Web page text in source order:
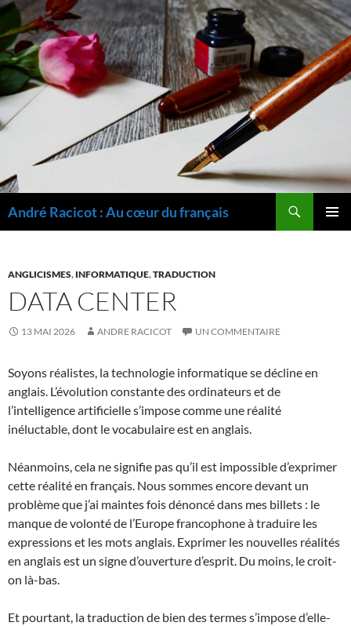
André Racicot : Au cœur du français
ANGLICISMES, INFORMATIQUE,TRADUCTION
DATA CENTER
13 MAI 2026 ANDRE RACICOT UN COMMENTAIRE
Soyons réalistes, la technologie informatique se décline en
anglais. L’évolution constante des ordinateurs et de
l’intelligence artificielle s’impose comme une réalité
inéluctable, dont le vocabulaire est en anglais.
Néanmoins, cela ne signifie pas qu’il est impossible d’exprimer
cette réalité en français. Nous sommes encore devant un
problème que j’ai maintes fois dénoncé dans mes billets : le
manque de volonté de l’Europe francophone à traduire les
expressions et les mots anglais. Exprimer les nouvelles réalités
en anglais est un signe d’ouverture d’esprit. Du moins, le croit-
on là-bas.
Et pourtant, la traduction de bien des termes s’impose d’elle-